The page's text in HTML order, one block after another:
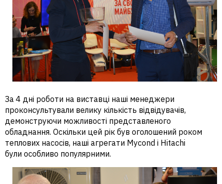
За 4 дні роботи на виставці наші менеджери
проконсультували велику кількість відвідувачів,
демонструючи можливості представленого
обладнання. Оскільки цей рік був оголошений роком
теплових насосів, наші агрегати Mycond і Hitachi
були особливо популярними.